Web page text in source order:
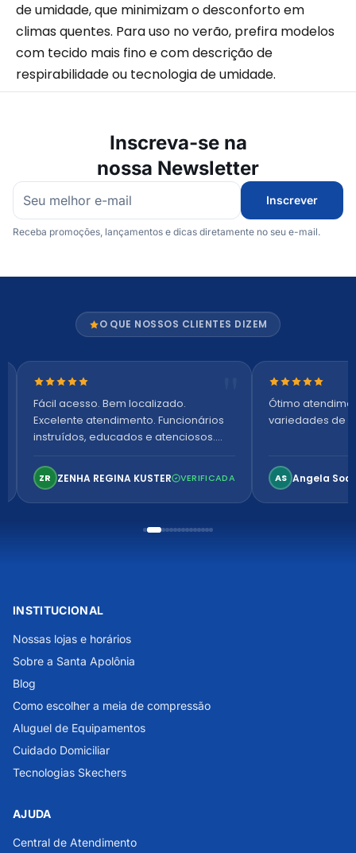
de umidade, que minimizam o desconforto em
climas quentes. Para uso no verão, prefira modelos
com tecido mais fino e com descrição de
respirabilidade ou tecnologia de umidade.
Inscreva-se na
nossa Newsletter
Inscrever
Receba promoções, lançamentos e dicas diretamente no seu e-mail.
O QUE NOSSOS CLIENTES DIZEM
Nota 5 de 5 estrelas
Fácil acesso. Bem localizado.
Excelente atendimento. Funcionários
instruídos, educados e atenciosos.
confortável. Perfeito!
ZR ZENHA REGINA KUSTER VERIFICADA
Nota 5 de 5
Ótimo
variedades de
AS Angela
INSTITUCIONAL
Nossas lojas e horários
Sobre a Santa Apolônia
Blog
Como escolher a meia de compressão
Aluguel de Equipamentos
Cuidado Domiciliar
Tecnologias Skechers
AJUDA
Central de Atendimento